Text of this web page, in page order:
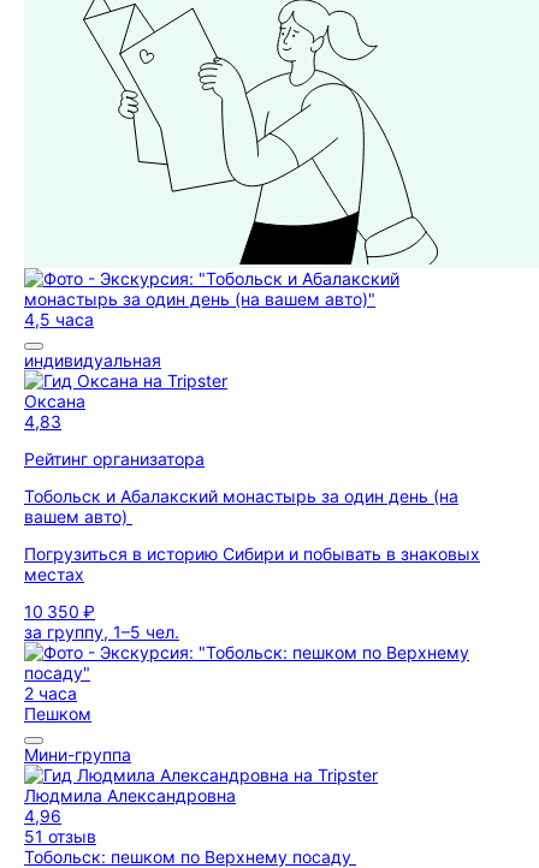
4,5 часа
индивидуальная
Оксана
4,83
Рейтинг организатора
Тобольск и Абалакский монастырь за один день (на
вашем авто)
Погрузиться в историю Сибири и побывать в знаковых
местах
10 350 ₽
за группу, 1–5 чел.
2 часа
Пешком
Мини-группа
Людмила Александровна
4,96
51 отзыв
Тобольск: пешком по Верхнему посаду